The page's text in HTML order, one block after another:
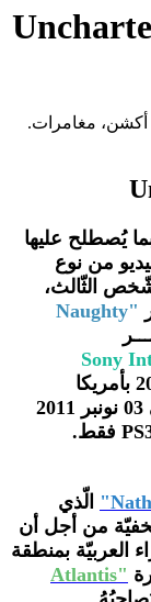
يُصطلح عليها
من نوع
الثّالث،
"Naughty
"Sony
صدرت في 01 نونبر 2011 بأمريكا
الشّماليّة، وفي 02 نونبر 2011 بأُورُوبا، وفي 03 نونبر 2011
الّذي
من أجل أن
العربيّة بمنطقة
"Atlantis